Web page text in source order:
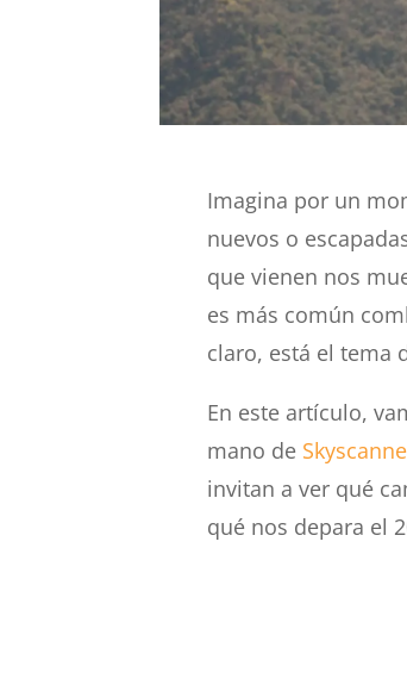
Imagina por un
nuevos o
que vienen nos
es más común
claro, está el tema
En este artículo,
mano de
invitan a ver qué
qué nos depara el